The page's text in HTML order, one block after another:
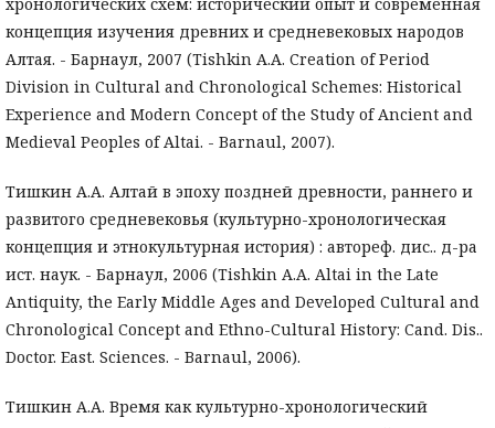
хронологических схем: исторический опыт и современная
концепция изучения древних и средневековых народов
Алтая. - Барнаул, 2007 (Tishkin A.A. Creation of Period
Division in Cultural and Chronological Schemes: Historical
Experience and Modern Concept of the Study of Ancient and
Medieval Peoples of Altai. - Barnaul, 2007).
Тишкин А.А. Алтай в эпоху поздней древности, раннего и
развитого средневековья (культурно-хронологическая
концепция и этнокультурная история) : автореф. дис.. д-ра
ист. наук. - Барнаул, 2006 (Tishkin A.A. Altai in the Late
Antiquity, the Early Middle Ages and Developed Cultural and
Chronological Concept and Ethno-Cultural History: Cand. Dis..
Doctor. East. Sciences. - Barnaul, 2006).
Тишкин А.А. Время как культурно-хронологический